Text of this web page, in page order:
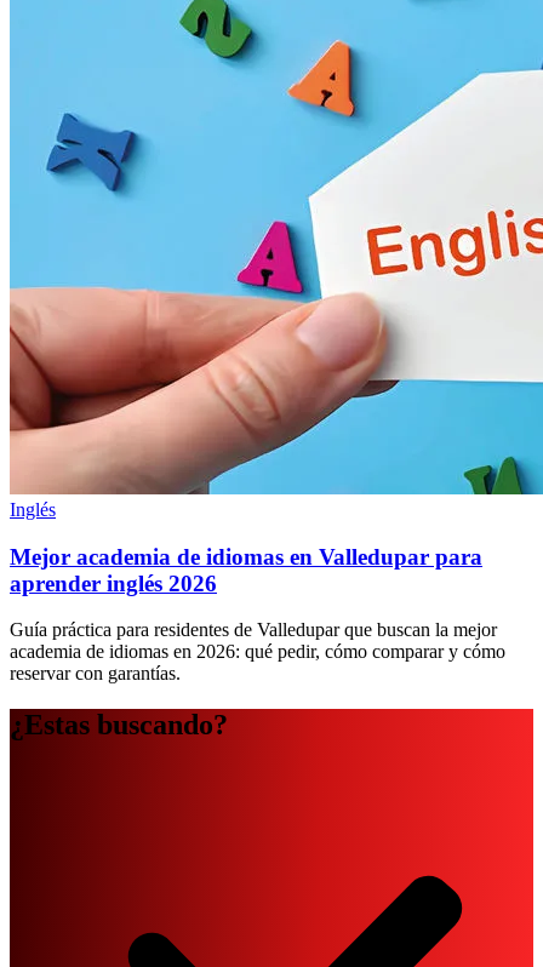
Inglés
Mejor academia de idiomas en Valledupar para
aprender inglés 2026
Guía práctica para residentes de Valledupar que buscan la mejor
academia de idiomas en 2026: qué pedir, cómo comparar y cómo
reservar con garantías.
¿Estas buscando?